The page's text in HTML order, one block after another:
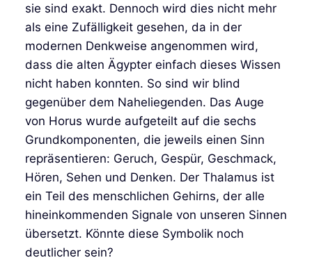
sie sind exakt. Dennoch wird dies nicht mehr
als eine Zufälligkeit gesehen, da in der
modernen Denkweise angenommen wird,
dass die alten Ägypter einfach dieses Wissen
nicht haben konnten. So sind wir blind
gegenüber dem Naheliegenden. Das Auge
von Horus wurde aufgeteilt auf die sechs
Grundkomponenten, die jeweils einen Sinn
repräsentieren: Geruch, Gespür, Geschmack,
Hören, Sehen und Denken. Der Thalamus ist
ein Teil des menschlichen Gehirns, der alle
hineinkommenden Signale von unseren Sinnen
übersetzt. Könnte diese Symbolik noch
deutlicher sein?